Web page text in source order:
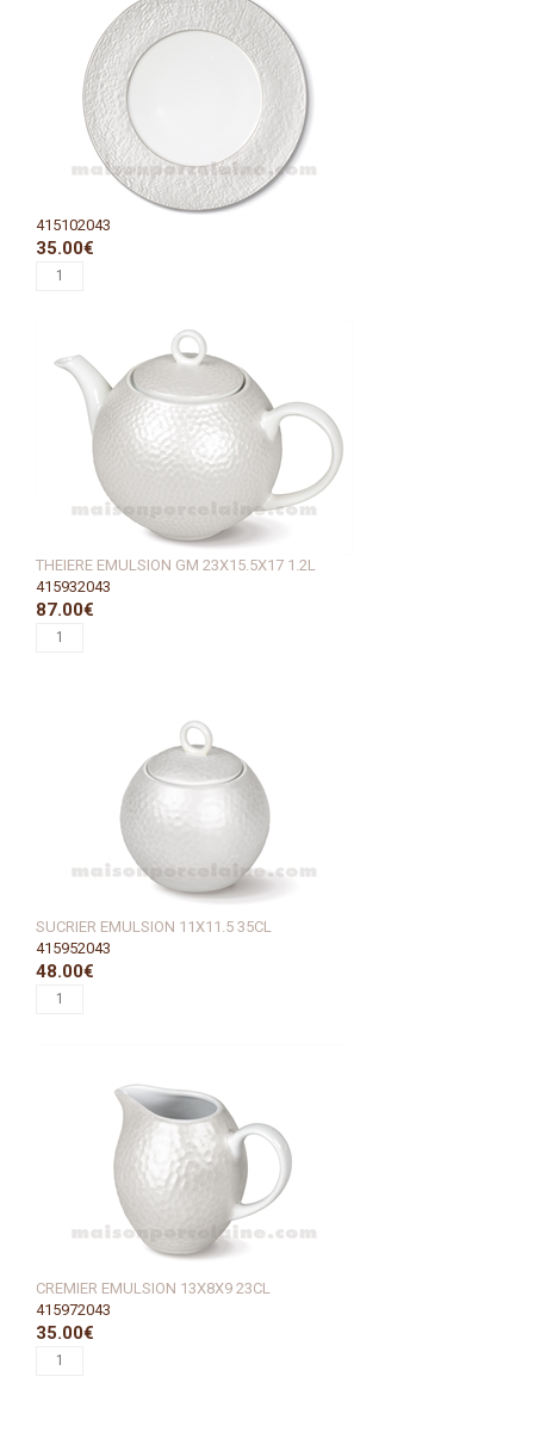
415102043
35.00€
THEIERE EMULSION GM 23X15.5X17 1.2L
415932043
87.00€
SUCRIER EMULSION 11X11.5 35CL
415952043
48.00€
CREMIER EMULSION 13X8X9 23CL
415972043
35.00€